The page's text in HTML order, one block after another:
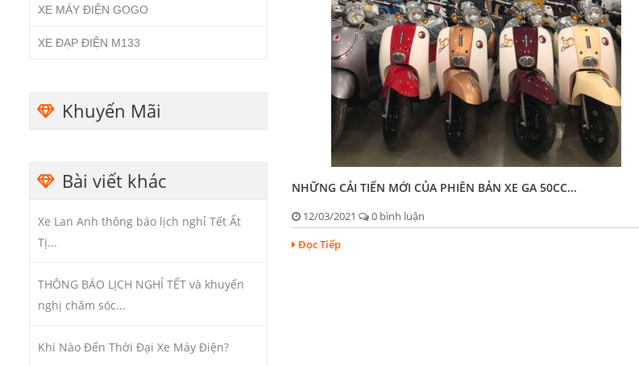
XE MÁY ĐIỆN GOGO
XE ĐẠP ĐIỆN M133
Khuyến Mãi
Bài viết khác
Xe Lan Anh thông báo lịch nghỉ Tết Ất
Tị...
THÔNG BÁO LỊCH NGHỈ TẾT và khuyến
nghị chăm sóc...
Khi Nào Đến Thời Đại Xe Máy Điện?
NHỮNG CẢI TIẾN MỚI CỦA PHIÊN BẢN XE GA 50CC...
12/03/2021
0 bình luận
Đọc Tiếp